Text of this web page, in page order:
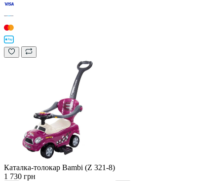
Каталка-толокар Bambi (Z 321-8)
1 730 грн